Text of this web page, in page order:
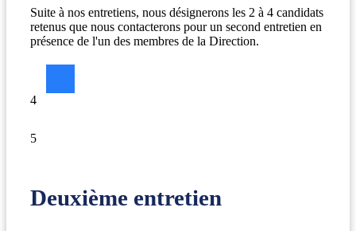
Suite à nos entretiens, nous désignerons les 2 à 4 candidats
retenus que nous contacterons pour un second entretien en
présence de l'un des membres de la Direction.
4
5
Deuxième entretien